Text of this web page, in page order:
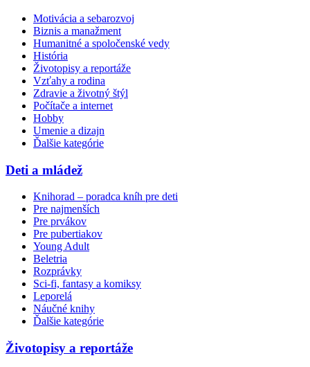
Motivácia a sebarozvoj
Biznis a manažment
Humanitné a spoločenské vedy
História
Životopisy a reportáže
Vzťahy a rodina
Zdravie a životný štýl
Počítače a internet
Hobby
Umenie a dizajn
Ďalšie kategórie
Deti a mládež
Knihorad – poradca kníh pre deti
Pre najmenších
Pre prvákov
Pre pubertiakov
Young Adult
Beletria
Rozprávky
Sci-fi, fantasy a komiksy
Leporelá
Náučné knihy
Ďalšie kategórie
Životopisy a reportáže